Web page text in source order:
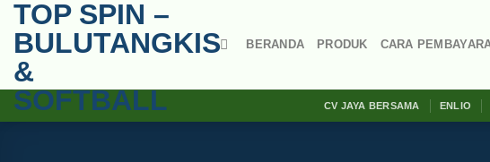
Skip
content
TOP SPIN –
BULUTANGKIS
&
SOFTBALL
BERANDA PRODUK CARA
CV JAYA BERSAMA ENLIO